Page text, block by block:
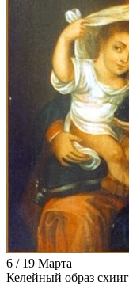
6 / 19 Марта
Келейный образ